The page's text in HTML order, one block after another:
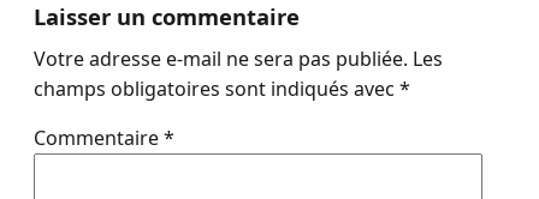
Laisser un commentaire
Votre adresse e-mail ne sera pas publiée. Les
champs obligatoires sont indiqués avec *
Commentaire*